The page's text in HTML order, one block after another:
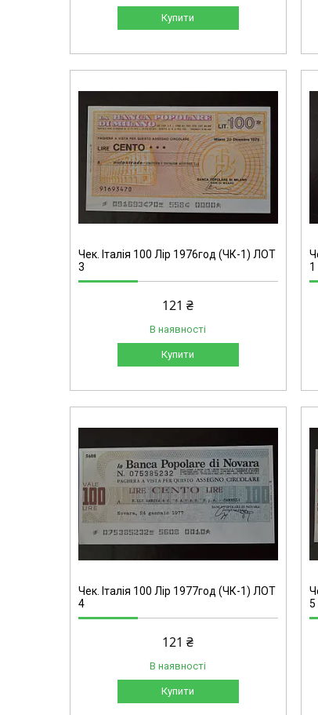
Купити
Чек. Італія 100 Лір 1976год (ЧК-1) ЛОТ
3
121 ₴
В наявності
Купити
1
Чек. Італія 100 Лір 1977год (ЧК-1) ЛОТ
4
121 ₴
В наявності
Купити
5